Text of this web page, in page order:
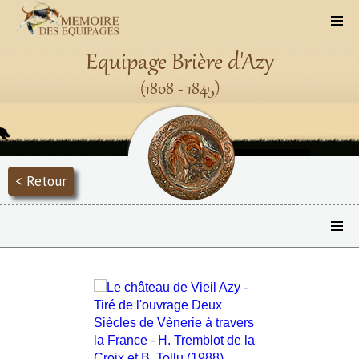
Equipage Brière d'Azy
(1808 - 1845)
< Retour